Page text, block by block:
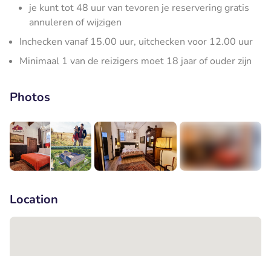
je kunt tot 48 uur van tevoren je reservering gratis
annuleren of wijzigen
Inchecken vanaf 15.00 uur, uitchecken voor 12.00 uur
Minimaal 1 van de reizigers moet 18 jaar of ouder zijn
Photos
Location